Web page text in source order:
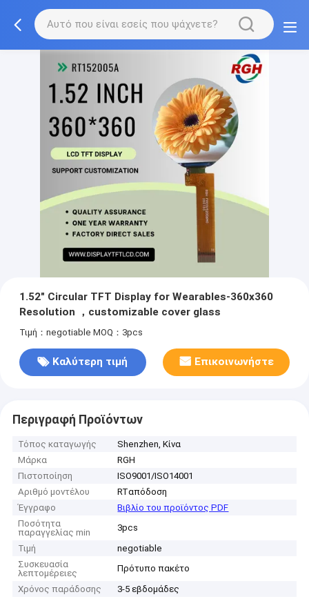
1.52" Circular TFT Display for Wearables-360x360
Resolution ，customizable cover glass
Τιμή：negotiable MOQ：3pcs
Καλύτερη τιμή Επικοινωνήστε
Περιγραφή Προϊόντων
Τόπος καταγωγής
Shenzhen, Κίνα
Μάρκα
RGH
Πιστοποίηση
ISO9001/ISO14001
Αριθμό μοντέλου
RTαπόδοση
Έγγραφο
Βιβλίο του προϊόντος PDF
Ποσότητα
παραγγελίας min
3pcs
Τιμή
negotiable
Συσκευασία
λεπτομέρειες
Πρότυπο πακέτο
Χρόνος παράδοσης
3-5 εβδομάδες